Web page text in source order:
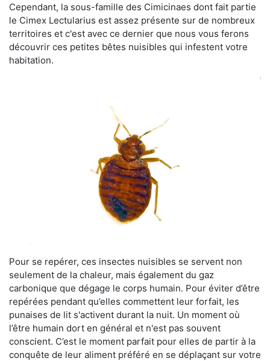
Cependant, la sous-famille des Cimicinaes dont fait partie
le Cimex Lectularius est assez présente sur de nombreux
territoires et c'est avec ce dernier que nous vous ferons
découvrir ces petites bêtes nuisibles qui infestent votre
habitation.
Pour se repérer, ces insectes nuisibles se servent non
seulement de la chaleur, mais également du gaz
carbonique que dégage le corps humain. Pour éviter d’être
repérées pendant qu’elles commettent leur forfait, les
punaises de lit s'activent durant la nuit. Un moment où
l’être humain dort en général et n'est pas souvent
conscient. C’est le moment parfait pour elles de partir à la
conquête de leur aliment préféré en se déplaçant sur votre